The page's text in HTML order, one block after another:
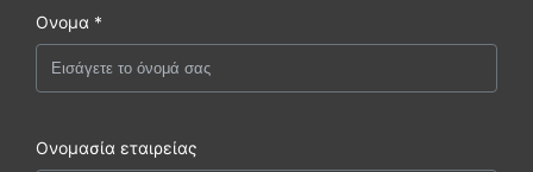
Ονομα *
Ονομασία εταιρείας